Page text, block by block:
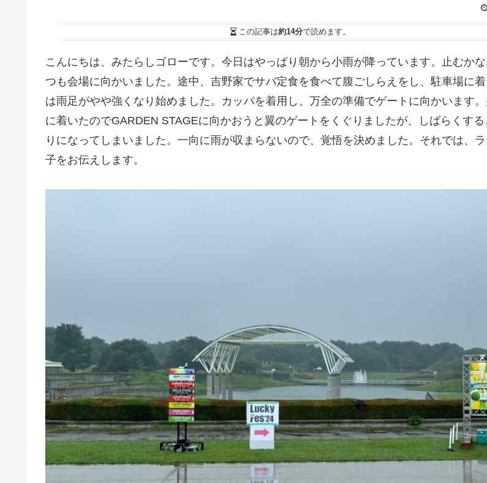
この記事は約14分で読めます。
こんにちは、みたらしゴローです。今日はやっぱり朝から小雨が降っています。止むか
つも会場に向かいました。途中、吉野家でサバ定食を食べて腹ごしらえをし、駐車場に
は雨足がやや強くなり始めました。カッパを着用し、万全の準備でゲートに向かいます
に着いたのでGARDEN STAGEに向かおうと翼のゲートをくぐりましたが、しばらくす
りになってしまいました。一向に雨が収まらないので、覚悟を決めました。それでは、
子をお伝えします。